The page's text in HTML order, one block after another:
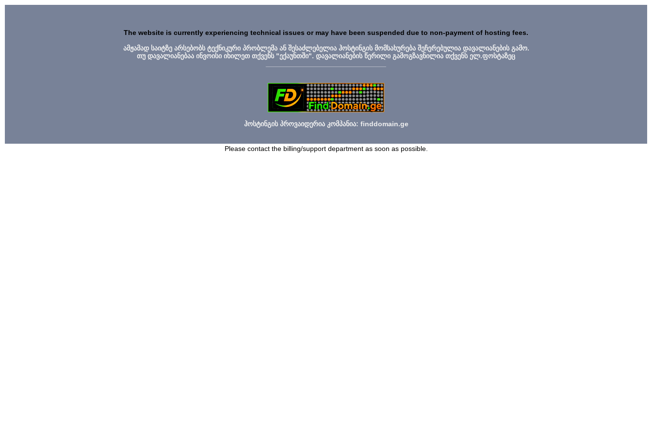
The website is currently experiencing technical issues or may have been suspended due to non-payment of hosting fees.
ამჟამად საიტზე არსებობს ტექნიკური პრობლემა ან შესაძლებელია ჰოსტინგის მომსახურება შეჩერებულია დავალიანების გამო.
თუ დავალიანებაა ინვოისი იხილეთ თქვენს "ექაუნთში". დავალიანების წერილი გამოგზავნილია თქვენს ელ.ფოსტაზეც
ჰოსტინგის პროვაიდერია კომპანია: finddomain.ge
Please contact the billing/support department as soon as possible.